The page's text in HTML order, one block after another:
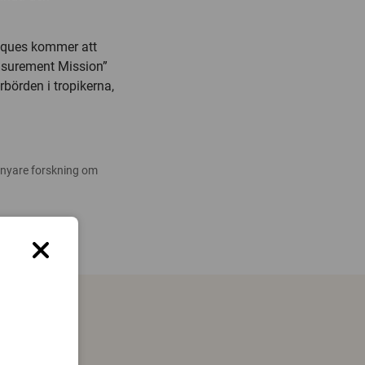
kommer att
Mission”
i tropikerna,
forskning om